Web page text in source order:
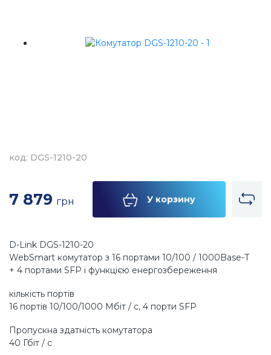
код: DGS-1210-20
7 879 грн У корзину
D-Link DGS-1210-20
WebSmart комутатор з 16 портами 10/100 / 1000Base-T
+ 4 портами SFP і функцією енергозбереження
кількість портів
16 портів 10/100/1000 Мбіт / с, 4 порти SFP
Пропускна здатність комутатора
40 Гбіт / с